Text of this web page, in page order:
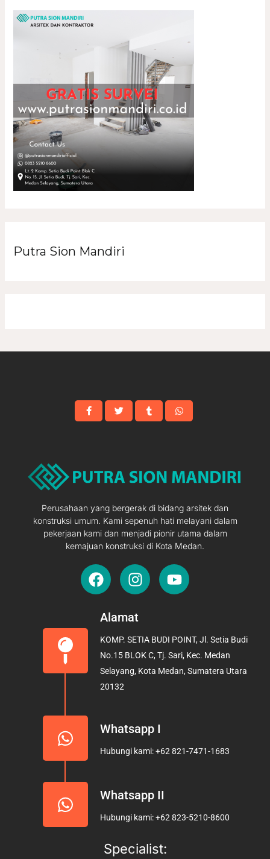
Putra Sion Mandiri
Perusahaan yang bergerak di bidang arsitek dan
konstruksi umum. Kami sepenuh hati melayani dalam
pekerjaan kami dan menjadi pionir utama dalam
kemajuan konstruksi di Kota Medan.
F
a
e
o
o
k
I
n
t
g
r
a
Y
o
b
e
Alamat
KOMP. SETIA BUDI POINT, Jl. Setia Budi
No.15 BLOK C, Tj. Sari, Kec. Medan
Selayang, Kota Medan, Sumatera Utara
20132
Whatsapp I
Hubungi kami: +62 821-7471-1683
Whatsapp II
Hubungi kami: +62 823-5210-8600
Specialist: